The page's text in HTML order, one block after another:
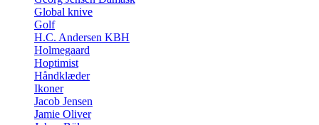
Global knive
Golf
H.C. Andersen KBH
Holmegaard
Hoptimist
Håndklæder
Ikoner
Jacob Jensen
Jamie Oliver